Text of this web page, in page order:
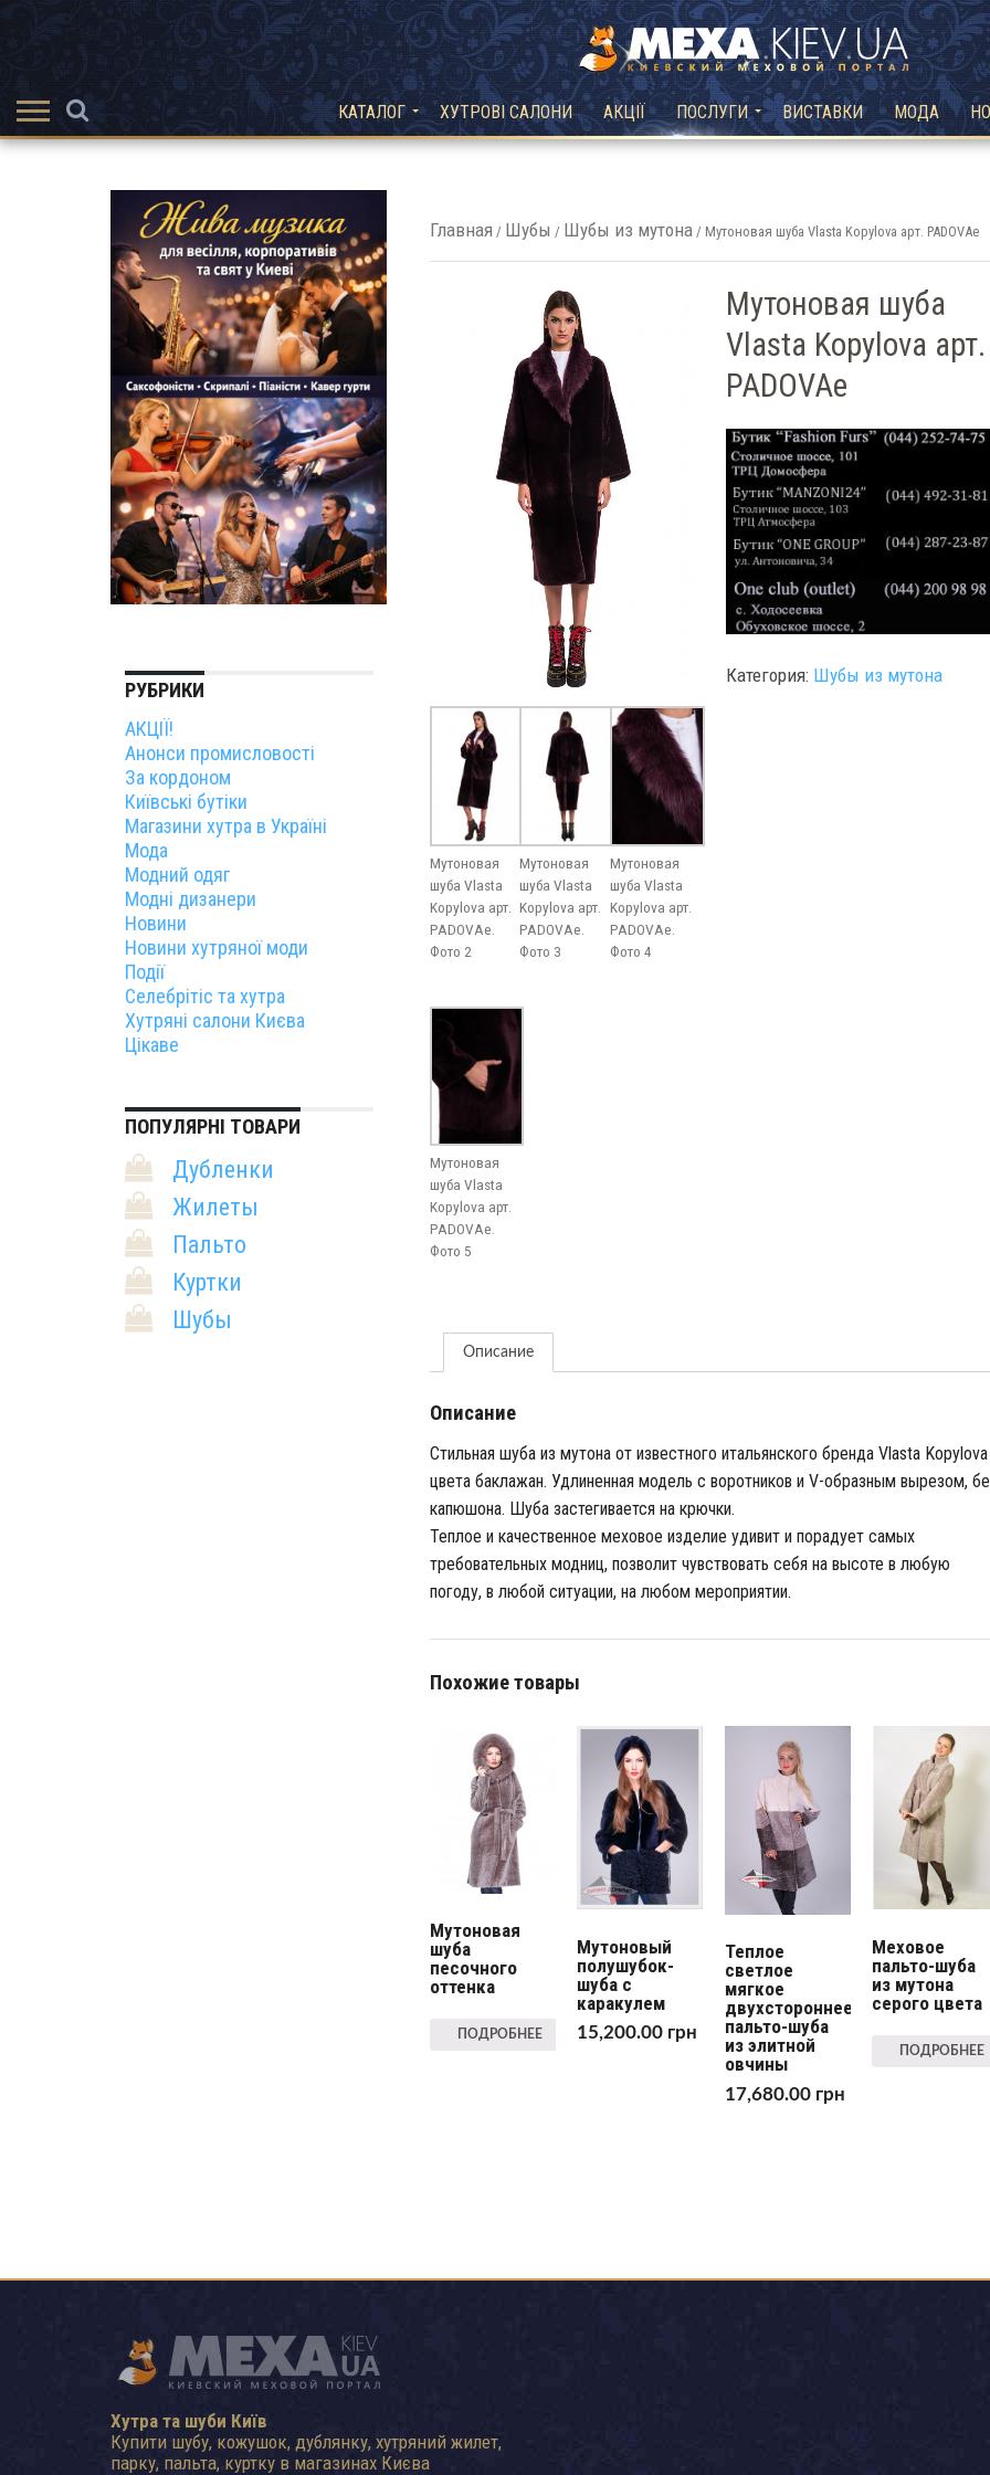
КАТАЛОГ ХУТРОВІ САЛОНИ АКЦІЇ ПОСЛУГИ ВИСТАВКИ МОДА
Главная / Шубы / Шубы из мутона/ Мутоновая шуба Vlasta Kopylova арт. PADOVAe
Мутоновая
шуба Vlasta
Kopylova арт.
PADOVAe.
Фото 2
Мутоновая
шуба Vlasta
Kopylova арт.
PADOVAe.
Фото 3
Мутоновая
шуба Vlasta
Kopylova арт.
PADOVAe.
Фото 4
Мутоновая
шуба Vlasta
Kopylova арт.
PADOVAe.
Фото 5
Мутоновая шуба
Vlasta Kopylova арт.
PADOVAe
Категория: Шубы из мутона
Описание
Описание
Стильная шуба из мутона от известного итальянского бренда Vlasta Kopylova
цвета баклажан. Удлиненная модель с воротников и V-образным вырезом,
капюшона. Шуба застегивается на крючки.
Теплое и качественное меховое изделие удивит и порадует самых
требовательных модниц, позволит чувствовать себя на высоте в любую
погоду, в любой ситуации, на любом мероприятии.
Похожие товары
Мутоновая
шуба
песочного
оттенка
ПОДРОБНЕЕ
Мутоновый
полушубок-
шуба с
каракулем
15,200.00 грн
Теплое
светлое
мягкое
двухстороннее
пальто-шуба
из элитной
овчины
17,680.00 грн
Меховое
пальто-шуба
из мутона
серого цвета
ПОДРОБНЕЕ
РУБРИКИ
АКЦІЇ!
Анонси промисловості
За кордоном
Київські бутіки
Магазини хутра в Україні
Мода
Модний одяг
Модні дизанери
Новини
Новини хутряної моди
Події
Селебрітіс та хутра
Хутряні салони Києва
Цікаве
ПОПУЛЯРНІ ТОВАРИ
Дубленки
Жилеты
Пальто
Куртки
Шубы
Хутра та шуби Київ
Купити шубу, кожушок, дублянку, хутряний жилет,
парку, пальта, куртку в магазинах Києва